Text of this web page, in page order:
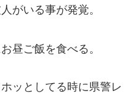
がいる事が発覚。
昼ご飯を食べる。
ッとしてる時に県警レ